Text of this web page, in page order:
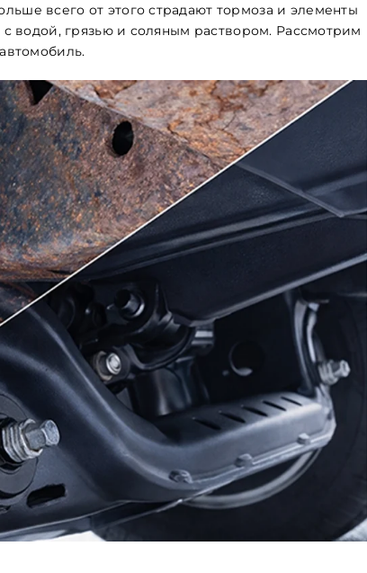
всего от этого страдают тормоза и элементы
с водой, грязью и соляным раствором. Рассмотрим